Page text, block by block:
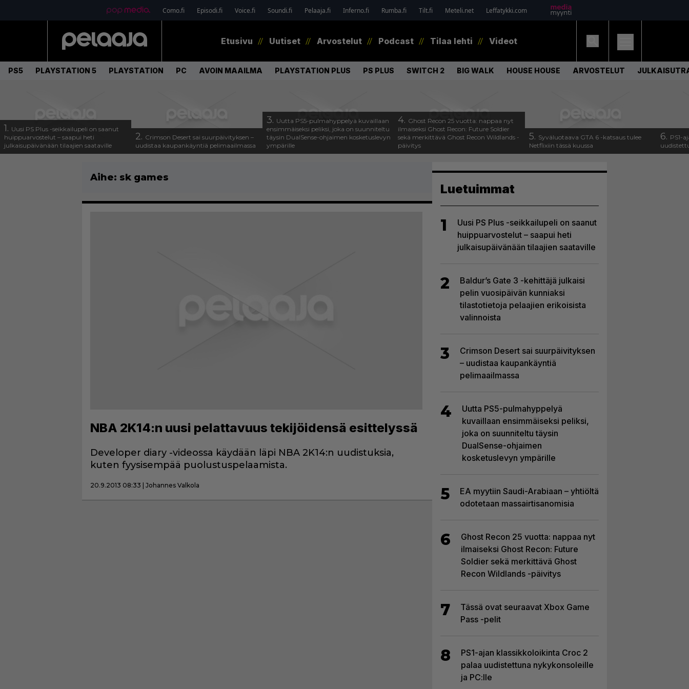
Como.fi Episodi.fi Voice.fi Soundi.fi Pelaaja.fi Inferno.fi Rumba.fi Tilt.fi Meteli.net Leffatykki.com
Etusivu Uutiset Arvostelut Podcast Tilaa lehti Videot
PS5 PLAYSTATION 5 PLAYSTATION PC AVOIN MAAILMA PLAYSTATION PLUS PS PLUS SWITCH 2 BIG WALK HOUSE HOUSE ARVOSTELUT
1. Uusi PS Plus -seikkailupeli on saanut
huippuarvostelut – saapui heti
julkaisupäivänään tilaajien saataville
2. Crimson Desert sai suurpäivityksen –
uudistaa kaupankäyntiä pelimaailmassa
3. Uutta PS5-pulmahyppelyä kuvaillaan
ensimmäiseksi peliksi, joka on suunniteltu
täysin DualSense-ohjaimen kosketuslevyn
ympärille
4. Ghost Recon 25 vuotta: nappaa nyt
ilmaiseksi Ghost Recon: Future Soldier
sekä merkittävä Ghost Recon Wildlands -
päivitys
5. Syväluotaava GTA 6 -katsaus tulee
Netflixiin tässä kuussa
6. PS1-
Aihe: sk games
NBA 2K14:n uusi pelattavuus tekijöidensä esittelyssä
Developer diary -videossa käydään läpi NBA 2K14:n uudistuksia,
kuten fyysisempää puolustuspelaamista.
20.9.2013 08:33 | Johannes Valkola
Luetuimmat
1
Uusi PS Plus -seikkailupeli on saanut
huippuarvostelut – saapui heti
julkaisupäivänään tilaajien saataville
2
Baldur’s Gate 3 -kehittäjä julkaisi
pelin vuosipäivän kunniaksi
tilastotietoja pelaajien erikoisista
valinnoista
3
Crimson Desert sai suurpäivityksen
– uudistaa kaupankäyntiä
pelimaailmassa
4
Uutta PS5-pulmahyppelyä
kuvaillaan ensimmäiseksi peliksi,
joka on suunniteltu täysin
DualSense-ohjaimen
kosketuslevyn ympärille
5
EA myytiin Saudi-Arabiaan – yhtiöltä
odotetaan massairtisanomisia
6
Ghost Recon 25 vuotta: nappaa nyt
ilmaiseksi Ghost Recon: Future
Soldier sekä merkittävä Ghost
Recon Wildlands -päivitys
7
Tässä ovat seuraavat Xbox Game
Pass -pelit
8
PS1-ajan klassikkoloikinta Croc 2
palaa uudistettuna nykykonsoleille
ja PC:lle